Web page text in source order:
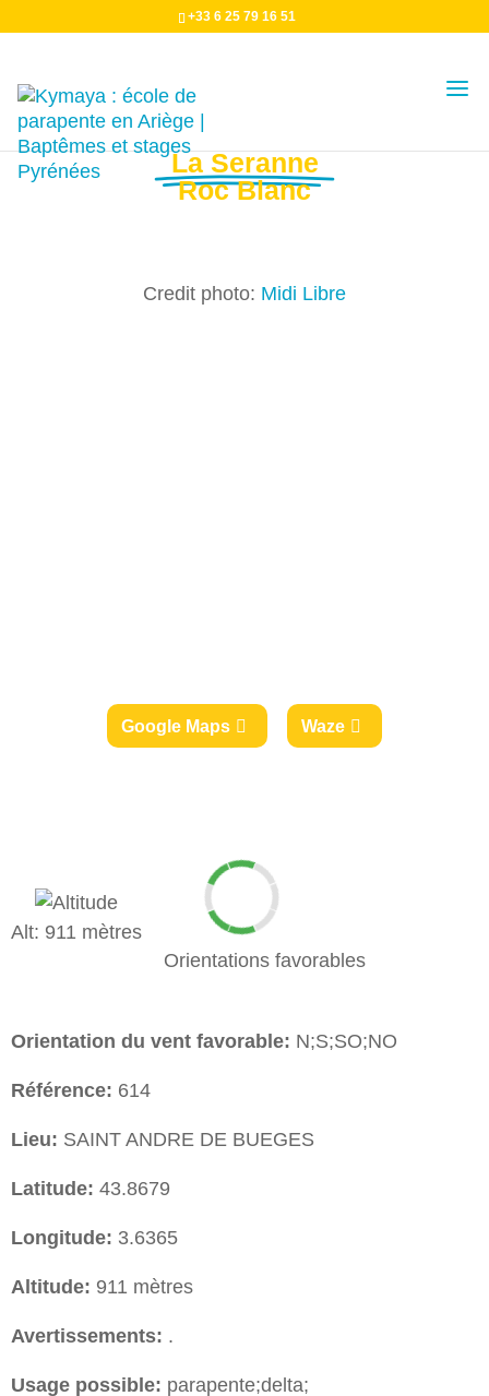
+33 6 25 79 16 51
Décollage
La Seranne
Roc Blanc
Credit photo: Midi Libre
Google Maps Waze
Alt: 911 mètres
Orientations favorables
Orientation du vent favorable: N;S;SO;NO
Référence: 614
Lieu: SAINT ANDRE DE BUEGES
Latitude: 43.8679
Longitude: 3.6365
Altitude: 911 mètres
Avertissements: .
Usage possible: parapente;delta;